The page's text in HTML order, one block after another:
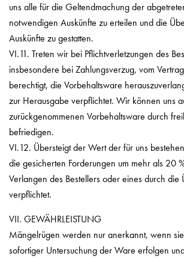
uns alle für die Geltendmachung der
notwendigen Auskünfte zu erteilen und die
Auskünfte zu gestatten.
VI.11. Treten wir bei Pflichtverletzungen des
insbesondere bei Zahlungsverzug, vom
berechtigt, die Vorbehaltsware
zur Herausgabe verpflichtet. Wir können uns
zurückgenommenen Vorbehaltsware durch
befriedigen.
VI.12. Übersteigt der Wert der für uns
die gesicherten Forderungen um mehr als 20
Verlangen des Bestellers oder eines durch die
verpflichtet.
VII. GEWÄHRLEISTUNG
Mängelrügen werden nur anerkannt, wenn
sofortiger Untersuchung der Ware erfolgen